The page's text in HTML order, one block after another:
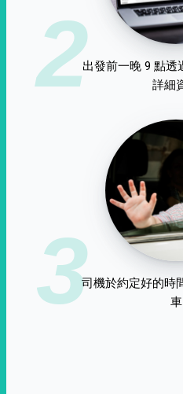
2出發前一晚 9 點透
詳細
3司機於約定好的時
車